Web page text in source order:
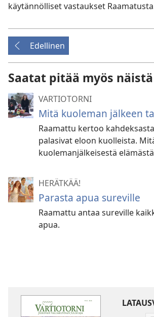
käytännölliset vastaukset
Edellinen
Saatat pitää myös näistä
VARTIOTORNI
Mitä kuoleman jälkeen
Raamattu kertoo
palasivat eloon kuolleista.
kuolemanjälkeisestä
HERÄTKÄÄ!
Parasta apua sureville
Raamattu antaa sureville
apua.